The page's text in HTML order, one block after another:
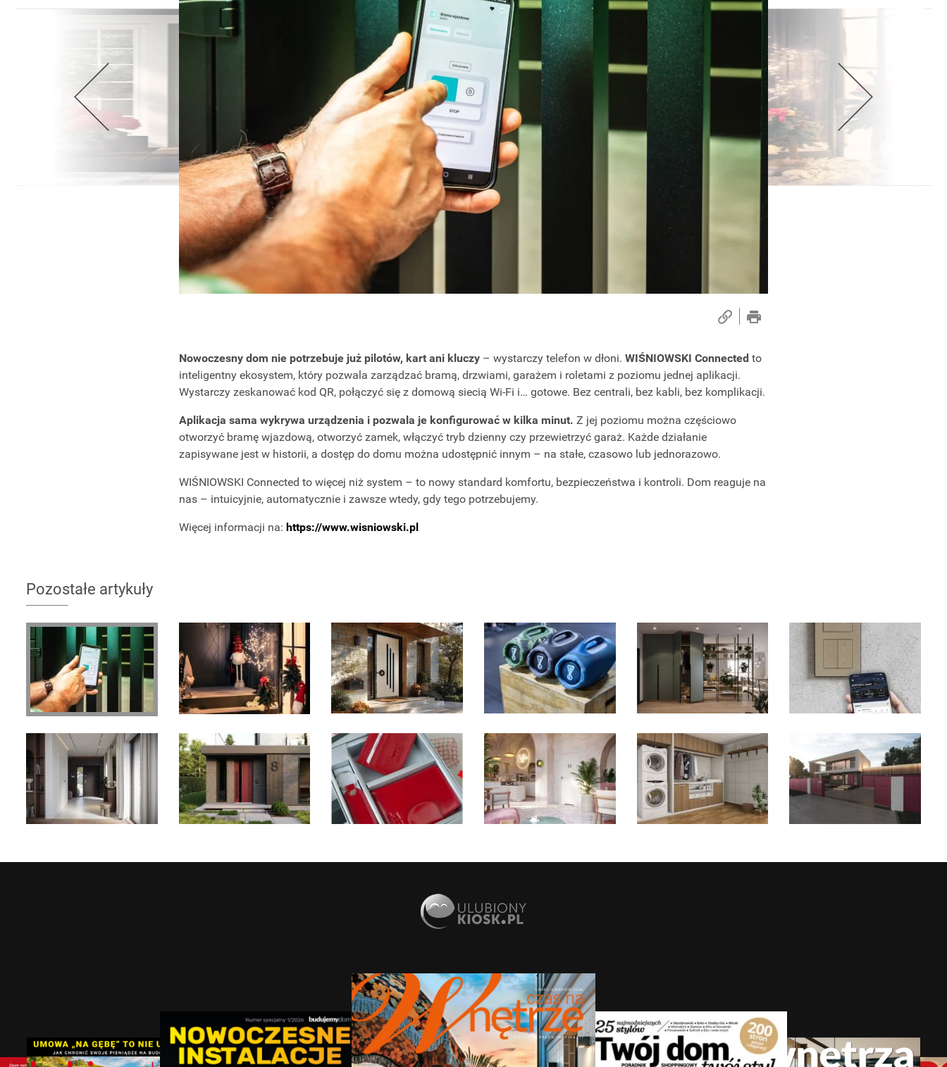
Wellnes
Nowoczesny dom nie potrzebuje już pilotów, kart ani kluczy– wystarczy telefon w dłoni. WIŚNIOWSKI Connectedto
inteligentny ekosystem, który pozwala zarządzać bramą, drzwiami, garażem i roletami z poziomu jednej aplikacji.
Wystarczy zeskanować kod QR, połączyć się z domową siecią Wi-Fi i… gotowe. Bez centrali, bez kabli, bez komplikacji.
Aplikacja sama wykrywa urządzenia i pozwala je konfigurować w kilka minut. Z jej poziomu można częściowo
otworzyć bramę wjazdową, otworzyć zamek, włączyć tryb dzienny czy przewietrzyć garaż. Każde działanie
zapisywane jest w historii, a dostęp do domu można udostępnić innym – na stałe, czasowo lub jednorazowo.
WIŚNIOWSKI Connected to więcej niż system – to nowy standard komfortu, bezpieczeństwa i kontroli. Dom reaguje na
nas – intuicyjnie, automatycznie i zawsze wtedy, gdy tego potrzebujemy.
Więcej informacji na: https://www.wisniowski.pl
Pozostałe artykuły